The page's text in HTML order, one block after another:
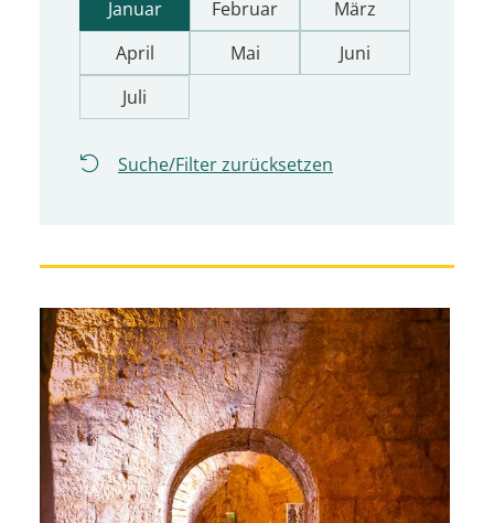
Januar
Februar
März
April
Mai
Juni
Juli
Suche/Filter zurücksetzen